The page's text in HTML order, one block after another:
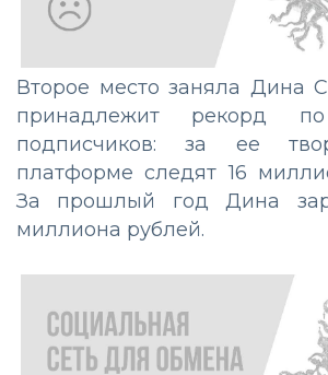
Второе место заняла Дина
принадлежит рекорд по
подписчиков: за ее
платформе следят 16
За прошлый год Дина
миллиона рублей.